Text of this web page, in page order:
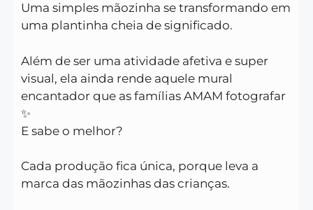
Uma simples mãozinha se transformando em
uma plantinha cheia de significado.
Além de ser uma atividade afetiva e super
visual, ela ainda rende aquele mural
encantador que as famílias AMAM fotografar
✨
E sabe o melhor?
Cada produção fica única, porque leva a
marca das mãozinhas das crianças.